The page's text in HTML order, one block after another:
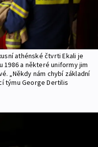
athénské čtvrti Ekali je
1986 a některé uniformy jim
„Někdy nám chybí základní
týmu George Dertilis